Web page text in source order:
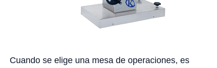
Cuando se elige una mesa de operaciones, es